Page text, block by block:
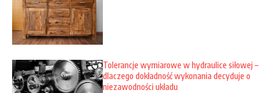
Tolerancje wymiarowe w hydraulice siłowej –
dlaczego dokładność wykonania decyduje o
niezawodności układu